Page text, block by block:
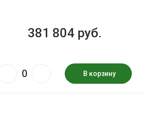
381 804 руб.
В корзину